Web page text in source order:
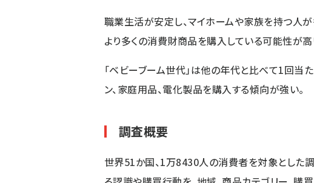
職業生活が安定し、マイホームや家族を持つ人が
より多くの消費財商品を購入している可能性が高
「ベビーブーム世代」は他の年代と比べて1回当
ン、家庭用品、電化製品を購入する傾向が強い。
調査概要
世界51か国、1万8430人の消費者を対象とした調